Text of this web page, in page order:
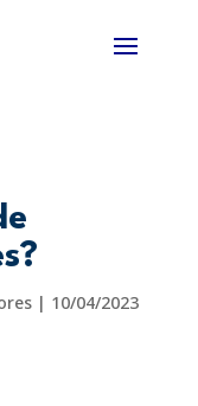
| 10/04/2023